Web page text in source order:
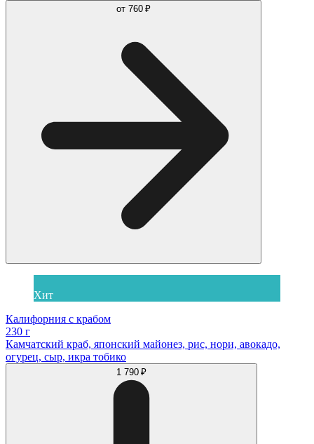
от 760 ₽
Хит
Калифорния с крабом
230 г
Камчатский краб, японский майонез, рис, нори, авокадо,
огурец, сыр, икра тобико
1 790 ₽